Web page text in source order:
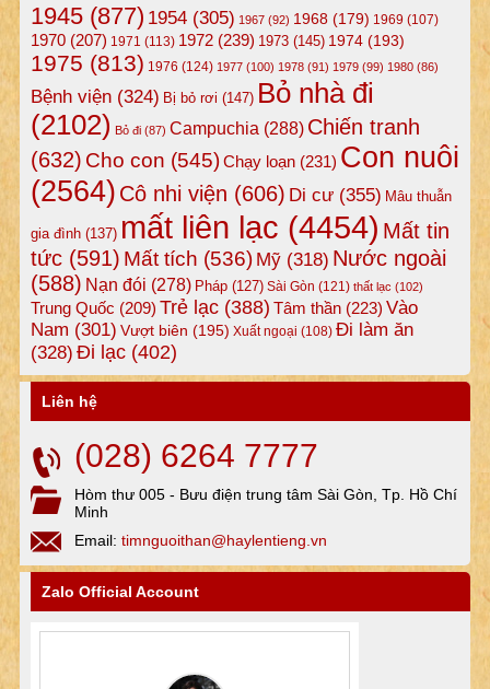
1945(877) 1954(305) 1967(92) 1968(179) 1969 (107)
1970(207) 1971 (113) 1972(239) 1973(145) 1974(193)
1975 (813) 1976 (124) 1977(100) 1978(91) 1979(99) 1980(86)
Bệnh viện(324) Bị bỏ rơi (147) Bỏ nhà đi
(2102) Bỏ đi(87) Campuchia (288) Chiến tranh
(632) Cho con (545)Chạy loạn(231) Con nuôi
(2564) Cô nhi viện (606) Di cư(355) Mâu thuẫn
gia đình(137) mất liên lạc (4454) Mất tin
tức(591) Mất tích (536) Mỹ(318) Nước ngoài
(588) Nạn đói (278) Pháp(127) Sài Gòn (121) thất lạc (102)
Trung Quốc (209) Trẻ lạc(388) Tâm thần(223) Vào
Nam (301) Vượt biên (195) Xuất ngoại (108) Đi làm ăn
(328) Đi lạc(402)
Liên hệ
(028) 6264 7777
Hòm thư 005 - Bưu điện trung tâm Sài Gòn, Tp. Hồ Chí
Minh
Email: timnguoithan@haylentieng.vn
Zalo Official Account